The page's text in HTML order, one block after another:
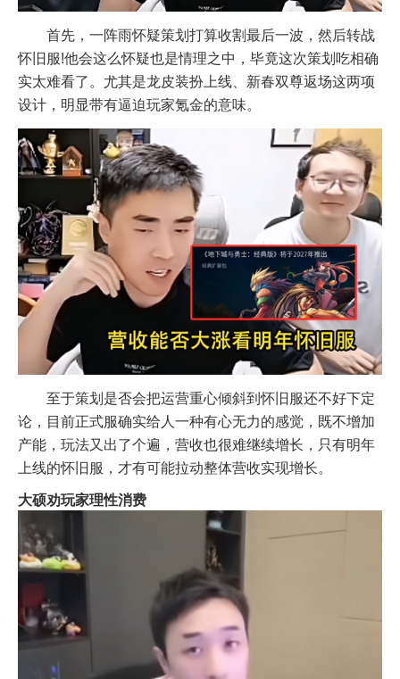
首先，一阵雨怀疑策划打算收割最后一波，然后转战
怀旧服!他会这么怀疑也是情理之中，毕竟这次策划吃相确
实太难看了。尤其是龙皮装扮上线、新春双尊返场这两项
设计，明显带有逼迫玩家氪金的意味。
至于策划是否会把运营重心倾斜到怀旧服还不好下定
论，目前正式服确实给人一种有心无力的感觉，既不增加
产能，玩法又出了个遍，营收也很难继续增长，只有明年
上线的怀旧服，才有可能拉动整体营收实现增长。
大硕劝玩家理性消费